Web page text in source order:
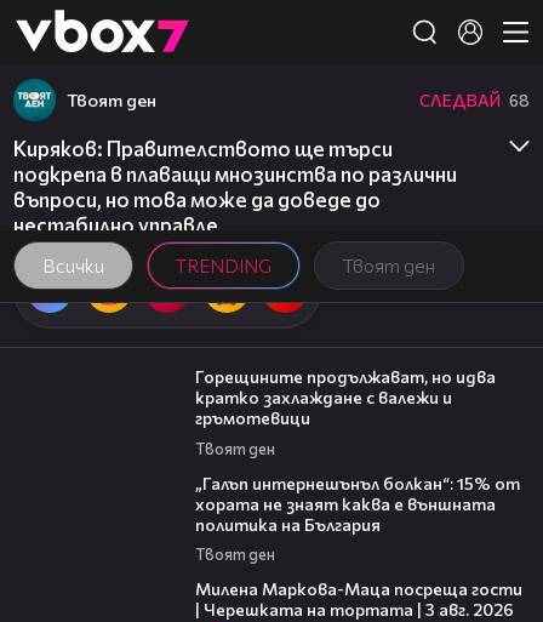
👾
Всички TRENDING Твоят ден
Твоят ден СЛЕДВАЙ 68
Киряков: Правителството ще търси
подкрепа в плаващи мнозинства по различни
въпроси, но това може да доведе до
нестабилно управле
02:31
Горещините продължават, но идва
кратко захлаждане с валежи и
гръмотевици
Твоят ден
„Галъп интернешънъл болкан“: 15% от
хората не знаят каква е външната
политика на България
Твоят ден
Милена Маркова-Маца посреща гости
| Черешката на тортата | 3 авг. 2026